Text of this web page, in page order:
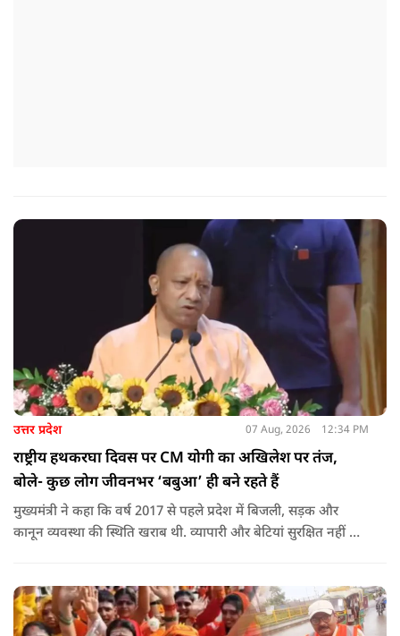
उत्तर प्रदेश 07 Aug, 2026 12:34 PM
राष्ट्रीय हथकरघा दिवस पर CM योगी का अखिलेश पर तंज,
बोले- कुछ लोग जीवनभर ‘बबुआ’ ही बने रहते हैं
मुख्यमंत्री ने कहा कि वर्ष 2017 से पहले प्रदेश में बिजली, सड़क और
कानून व्यवस्था की स्थिति खराब थी. व्यापारी और बेटियां सुरक्षित नहीं थीं.
हस्तशिल्पियों को उठाना पड़ा.